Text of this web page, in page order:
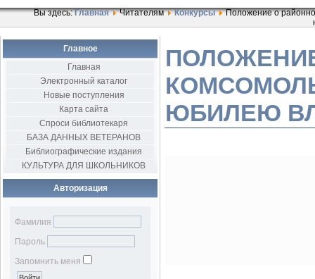
Вы здесь:Главная Читателям Конкурсы
Положение о
Главное
Главная
Электронный каталог
Новые поступления
Карта сайта
Спроси библиотекаря
БАЗА ДАННЫХ ВЕТЕРАНОВ
Библиографические издания
КУЛЬТУРА ДЛЯ ШКОЛЬНИКОВ
Авторизация
Фамилия
Пароль
Запомнить меня
ЮБИЛЕЮ